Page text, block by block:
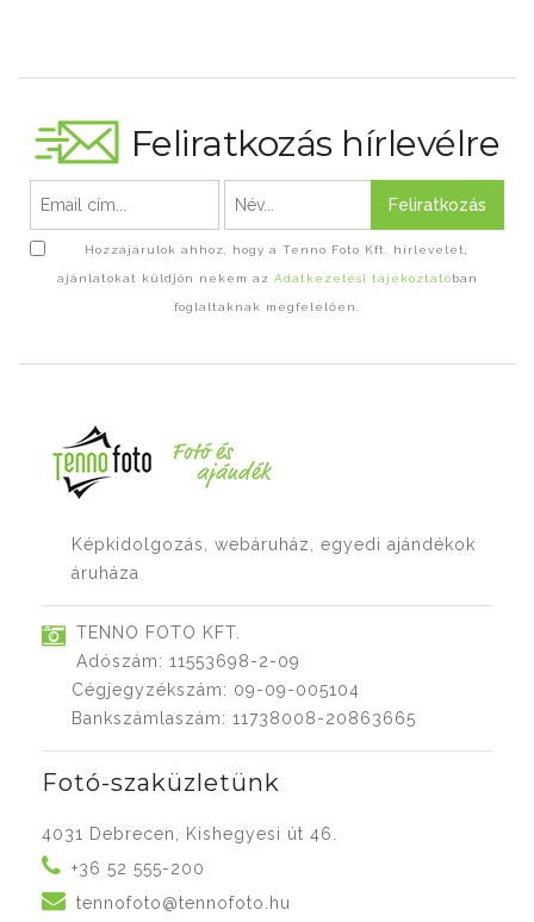
Feliratkozás hírlevélre
Feliratkozás
Hozzájárulok ahhoz, hogy a Tenno Foto Kft. hírlevelet,
ajánlatokat küldjön nekem az Adatkezelési tájékoztatóban
foglaltaknak megfelelően.
Képkidolgozás, webáruház, egyedi ajándékok
áruháza
TENNO FOTO KFT.
Adószám: 11553698-2-09
Cégjegyzékszám: 09-09-005104
Bankszámlaszám: 11738008-20863665
Fotó-szaküzletünk
4031 Debrecen, Kishegyesi út 46.
+36 52 555-200
tennofoto@tennofoto.hu